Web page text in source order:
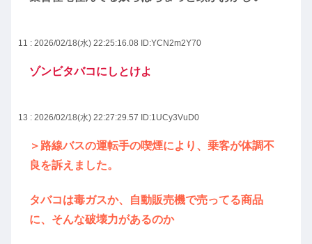
11 : 2026/02/18(水) 22:25:16.08 ID:YCN2m2Y70
ゾンビタバコにしとけよ
13 : 2026/02/18(水) 22:27:29.57 ID:1UCy3VuD0
＞路線バスの運転手の喫煙により、乗客が体調不
良を訴えました。
タバコは毒ガスか、自動販売機で売ってる商品
に、そんな破壊力があるのか